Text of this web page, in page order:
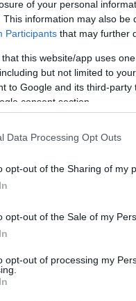
of your personal
This information may also
Participants that may further
that this website/app uses
but not limited to
to Google and its third-
consent section.
Data Processing Opt Outs
opt-out of the Sharing of my
opt-out of the Sale of my
opt-out of processing my
porta il
piú costoso della
summer of 2026.